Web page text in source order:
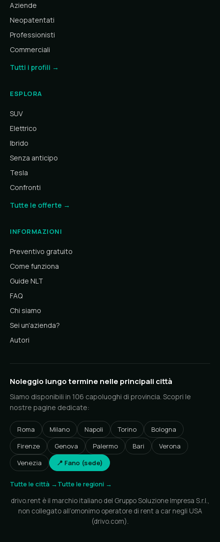
Aziende
Neopatentati
Professionisti
Commerciali
Tutti i profili →
ESPLORA
SUV
Elettrico
Ibrido
Senza anticipo
Tesla
Confronti
Tutte le offerte →
INFORMAZIONI
Preventivo gratuito
Come funziona
Guide NLT
FAQ
Chi siamo
Sei un'azienda?
Autori
Noleggio lungo termine nelle principali città
Siamo disponibili in 106 capoluoghi di provincia. Scopri le
nostre pagine dedicate:
Roma Milano Napoli Torino
Bologna
Firenze
Genova Palermo Bari
Verona
Venezia
📍 Fano (sede)
Tutte le città →Tutte le regioni →
drivo.rent è il marchio italiano del Gruppo Soluzione Impresa S.r.l.,
non collegato all’omonimo operatore di rent a car negli USA
(drivo.com).